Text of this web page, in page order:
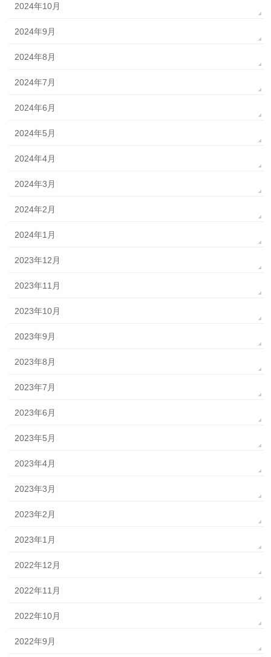
2024年10月
2024年9月
2024年8月
2024年7月
2024年6月
2024年5月
2024年4月
2024年3月
2024年2月
2024年1月
2023年12月
2023年11月
2023年10月
2023年9月
2023年8月
2023年7月
2023年6月
2023年5月
2023年4月
2023年3月
2023年2月
2023年1月
2022年12月
2022年11月
2022年10月
2022年9月